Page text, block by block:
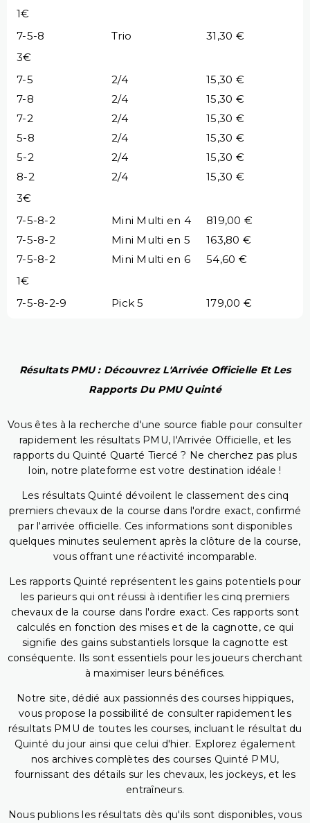
1€
7-5-8
Trio
31,30 €
3€
7-5
2/4
15,30 €
7-8
2/4
15,30 €
7-2
2/4
15,30 €
5-8
2/4
15,30 €
5-2
2/4
15,30 €
8-2
2/4
15,30 €
3€
7-5-8-2
Mini Multi en 4
819,00 €
7-5-8-2
Mini Multi en 5
163,80 €
7-5-8-2
Mini Multi en 6
54,60 €
1€
7-5-8-2-9
Pick 5 179,00 €
Résultats PMU : Découvrez L'Arrivée Officielle Et Les
Rapports Du PMU Quinté
Vous êtes à la recherche d'une source fiable pour consulter
rapidement les résultats PMU, l'Arrivée Officielle, et les
rapports du Quinté Quarté Tiercé ? Ne cherchez pas plus
loin, notre plateforme est votre destination idéale !
Les résultats Quinté dévoilent le classement des cinq
premiers chevaux de la course dans l'ordre exact, confirmé
par l'arrivée officielle. Ces informations sont disponibles
quelques minutes seulement après la clôture de la course,
vous offrant une réactivité incomparable.
Les rapports Quinté représentent les gains potentiels pour
les parieurs qui ont réussi à identifier les cinq premiers
chevaux de la course dans l'ordre exact. Ces rapports sont
calculés en fonction des mises et de la cagnotte, ce qui
signifie des gains substantiels lorsque la cagnotte est
conséquente. Ils sont essentiels pour les joueurs cherchant
à maximiser leurs bénéfices.
Notre site, dédié aux passionnés des courses hippiques,
vous propose la possibilité de consulter rapidement les
résultats PMU de toutes les courses, incluant le résultat du
Quinté du jour ainsi que celui d'hier. Explorez également
nos archives complètes des courses Quinté PMU,
fournissant des détails sur les chevaux, les jockeys, et les
entraîneurs.
Nous publions les résultats dès qu'ils sont disponibles, vous